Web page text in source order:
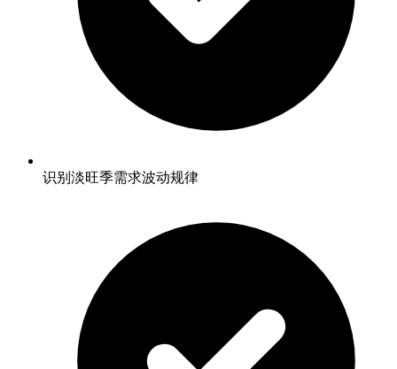
识别淡旺季需求波动规律